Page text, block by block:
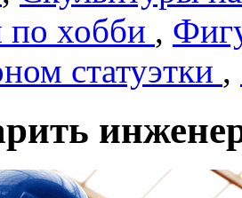
по хобби ,
статуэтки ,